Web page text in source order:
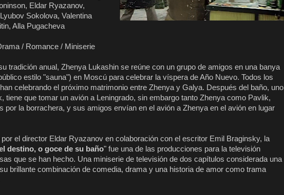
Eldar Ryazanov,
Sokolova, Valentina
Alla Pugacheva
/ Romance / Miniserie
tradición anual, Zhenya Lukashin se reúne con un grupo de amigos en una banya
estilo "sauna") en Moscú para celebrar la víspera de Año Nuevo. Todos los
celebrando el próximo matrimonio entre Zhenya y Galya. Después del baño, uno
tiene que tomar un avión a Leningrado, sin embargo tanto Zhenya como Pavlik,
por la borrachera, y sus amigos envían en el avión a Zhenya en el avión en lugar
el director Eldar Ryazanov en colaboración con el escritor Emil Braginsky, la
destino, o goce de su baño" fue una de las producciones para la televisión
que se han hecho. Una miniserie de televisión de dos capítulos considerada una
brillante combinación de comedia, drama y una historia de amor como trama